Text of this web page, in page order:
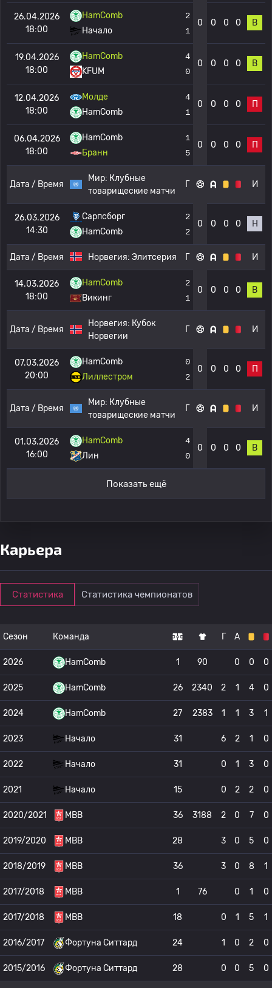
26.04.2026
18:00
HamComb
Начало
2
1
0 0 0 0 В
19.04.2026
18:00
HamComb
KFUM
4
0
0 0 0 0 В
12.04.2026
18:00
Молде
HamComb
4
1
0 0 0 0 П
06.04.2026
18:00
HamComb
Бранн
1
5
0 0 0 0 П
Дата / Время
Мир: Клубные
товарищеские матчи
Г И
26.03.2026
14:30
Сарпсборг
HamComb
2
2
0 0 0 0 Н
Дата / Время Норвегия: Элитсерия Г И
14.03.2026
18:00
HamComb
Викинг
2
1
0 0 0 0 В
Дата / Время
Норвегия: Кубок
Норвегии
Г И
07.03.2026
20:00
HamComb
Лиллестром
0
2
0 0 0 0 П
Дата / Время
Мир: Клубные
товарищеские матчи
Г И
01.03.2026
16:00
HamComb
Лин
4
0
0 0 0 0 В
Показать ещё
Карьера
Статистика Статистика чемпионатов
Сезон Команда Г А
2026 HamComb 1 90 0 0 0
2025 HamComb 26 2340 2 1 4 0
2024 HamComb 27 2383 1 1 3 1
2023 Начало 31 6 2 1 0
2022 Начало 31 0 1 3 0
2021 Начало 15 0 2 2 0
2020/2021 МВВ 36 3188 2 0 7 0
2019/2020 МВВ 28 3 0 5 0
2018/2019 МВВ 36 3 0 8 1
2017/2018 МВВ 1 76 0 1 0
2017/2018 МВВ 18 0 1 5 1
2016/2017 Фортуна Ситтард 24 1 0 2 0
2015/2016 Фортуна Ситтард 28 0 0 5 0